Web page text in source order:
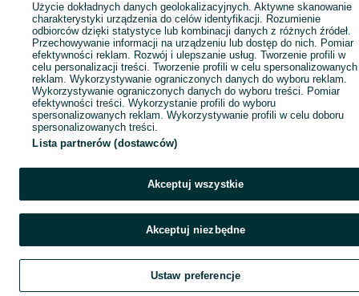
Szukaj Obserwujesz Dodaj
Użycie dokładnych danych geolokalizacyjnych. Aktywne skanowanie
charakterystyki urządzenia do celów identyfikacji. Rozumienie
odbiorców dzięki statystyce lub kombinacji danych z różnych źródeł.
Przechowywanie informacji na urządzeniu lub dostęp do nich. Pomiar
efektywności reklam. Rozwój i ulepszanie usług. Tworzenie profili w
celu personalizacji treści. Tworzenie profili w celu spersonalizowanych
reklam. Wykorzystywanie ograniczonych danych do wyboru reklam.
Wykorzystywanie ograniczonych danych do wyboru treści. Pomiar
efektywności treści. Wykorzystanie profili do wyboru
spersonalizowanych reklam. Wykorzystywanie profili w celu doboru
spersonalizowanych treści.
Lista partnerów (dostawców)
Akceptuj wszystkie
Akceptuj niezbędne
Ustaw preferencje